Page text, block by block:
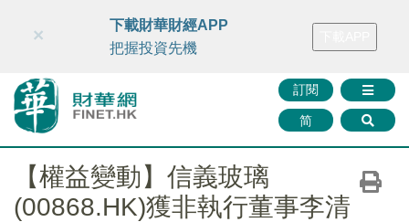
財華智庫網 FINTV FINMETA 財華證券 媒體矩陣
訂閱
简
×
下載財華財經APP
把握投資先機
【權益變動】信義玻璃
(00868.HK)獲非執行董事李清